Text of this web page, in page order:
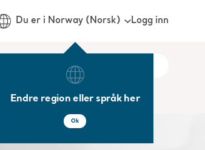
Du er i Norway (Norsk)
Endre region eller språk her
Ok
Logg inn